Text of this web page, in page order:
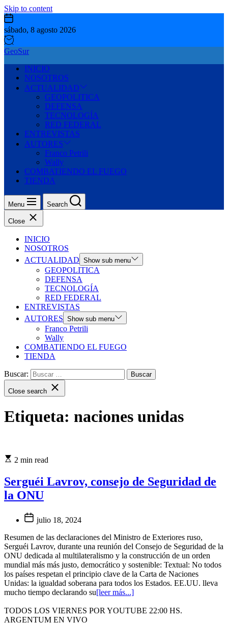
Skip to content
sábado, 8 agosto 2026
GeoSur
INICIO
NOSOTROS
ACTUALIDAD
GEOPOLITICA
DEFENSA
TECNOLOGÍA
RED FEDERAL
ENTREVISTAS
AUTORES
Franco Petrili
Wally
COMBATIENDO EL FUEGO
TIENDA
Menu Search
Close
INICIO
NOSOTROS
ACTUALIDAD Show sub menu
GEOPOLITICA
DEFENSA
TECNOLOGÍA
RED FEDERAL
ENTREVISTAS
AUTORES Show sub menu
Franco Petrili
Wally
COMBATIENDO EL FUEGO
TIENDA
Buscar:
Close search
Etiqueta: naciones unidas
2 min read
Serguéi Lavrov, consejo de Seguridad de
la ONU
julio 18, 2024
Resumen de las declaraciones del Ministro de Exteriores ruso,
Serguéi Lavrov, durante una reunión del Consejo de Seguridad de la
ONU dedicada al multilateralismo y la construcción de un orden
mundial más más justo, democrático y sostenible: Textual: No todos
los países respetan el principio clave de la Carta de Naciones
Unidas: la igualdad soberana para todos los Estados. EE.UU. lleva
mucho tiempo declarando su[leer más...]
TODOS LOS VIERNES POR YOUTUBE 22:00 HS.
ARGENTUM EN VIVO